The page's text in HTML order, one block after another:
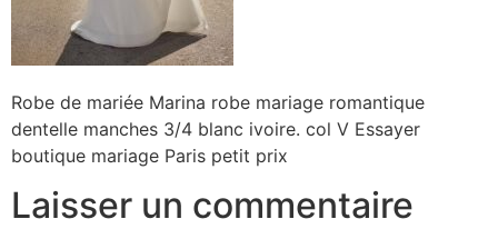
Robe de mariée Marina robe mariage romantique
dentelle manches 3/4 blanc ivoire. col V Essayer
boutique mariage Paris petit prix
Laisser un commentaire